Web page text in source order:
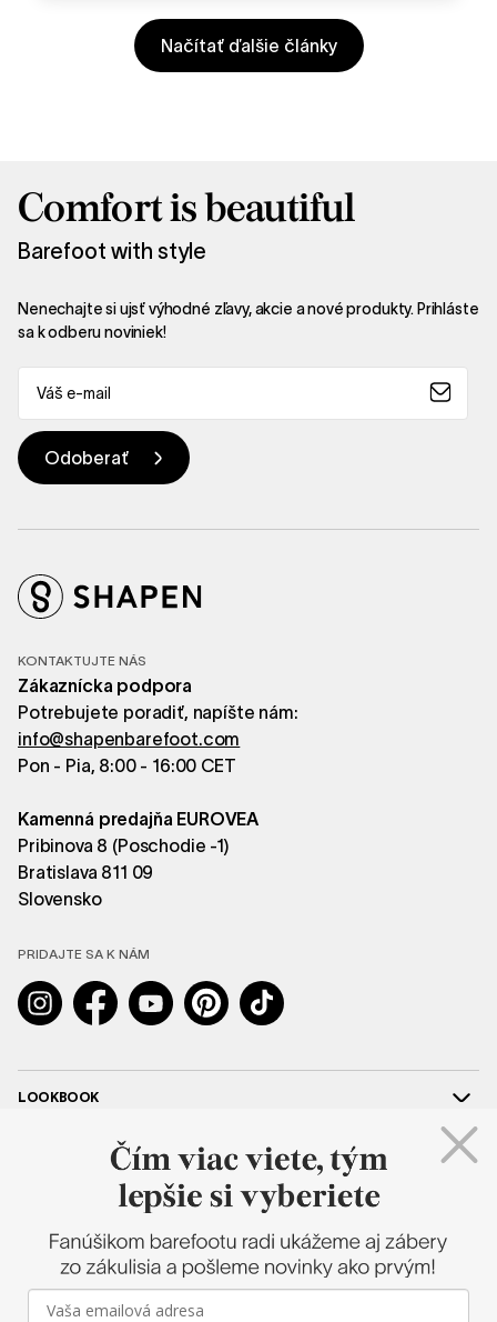
Načítať ďalšie články
Comfort is beautiful
Barefoot with style
Nenechajte si ujsť výhodné zľavy, akcie a nové produkty. Prihláste
sa k odberu noviniek!
KONTAKTUJTE NÁS
Zákaznícka podpora
Potrebujete poradiť, napíšte nám:
info@shapenbarefoot.com
Pon - Pia, 8:00 - 16:00 CET
Kamenná predajňa EUROVEA
Pribinova 8 (Poschodie -1)
Bratislava 811 09
Slovensko
PRIDAJTE SA K NÁM
InstagramFacebookYouTubePinterestTikTok
LOOKBOOK
SHAPEN